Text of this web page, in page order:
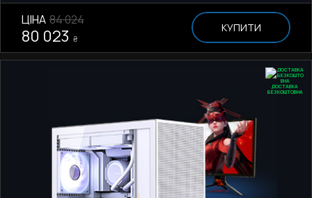
ЦІНА 84 024
80 023 ₴
КУПИТИ
ДОСТАВКА
БЕЗКОШТОВНА